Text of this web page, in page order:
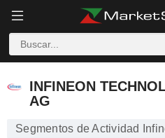
INFINEON
AG
Segmentos de Actividad